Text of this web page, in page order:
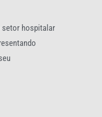
setor hospitalar